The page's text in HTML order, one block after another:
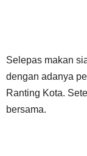
Selepas makan
dengan adanya
Ranting Kota.
bersama.